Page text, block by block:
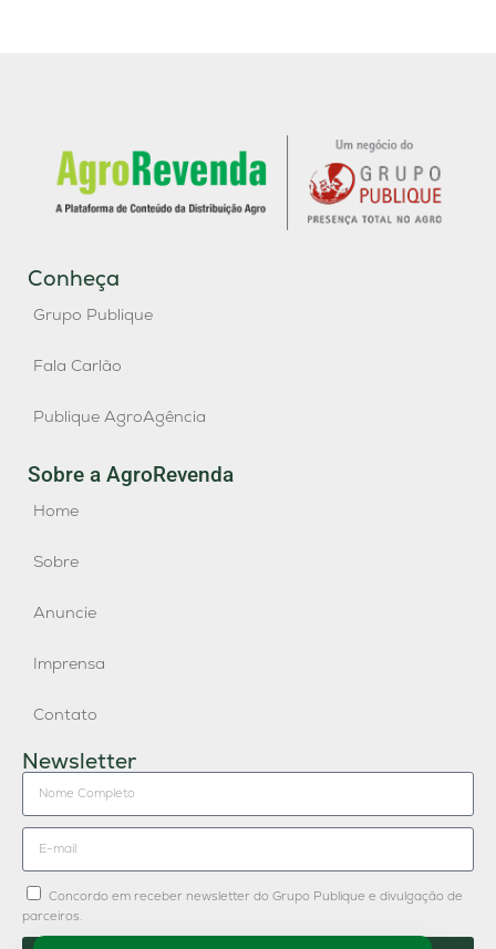
Conheça
Grupo Publique
Fala Carlão
Publique AgroAgência
Sobre a AgroRevenda
Home
Sobre
Anuncie
Imprensa
Contato
Newsletter
Concordo em receber newsletter do Grupo Publique e divulgação de
parceiros.